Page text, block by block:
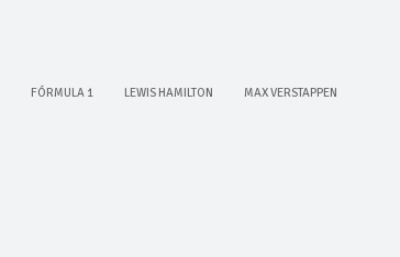
FÓRMULA 1 LEWIS HAMILTON MAX VERSTAPPEN